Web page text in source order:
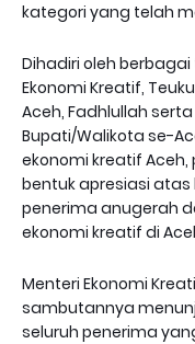
kategori yang telah
Dihadiri oleh
Ekonomi Kreatif,
Aceh, Fadhlullah
Bupati/Walikota se-
ekonomi kreatif
bentuk apresiasi
penerima anugerah
ekonomi kreatif di
Menteri Ekonomi
sambutannya
seluruh penerima